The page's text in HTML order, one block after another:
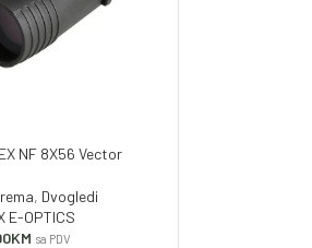
NF 8X56 Vector
, Dvogledi
E-OPTICS
KM sa PDV